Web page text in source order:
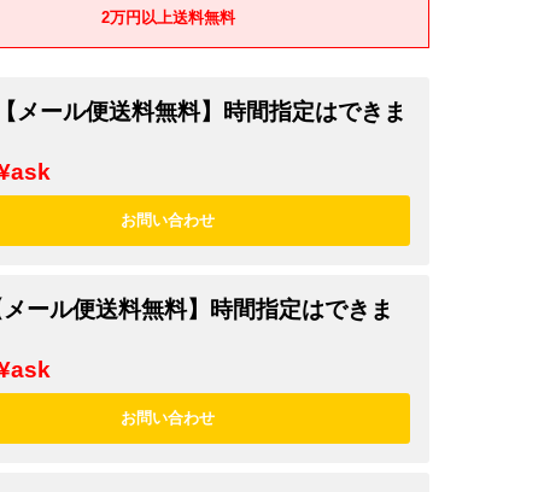
2万円以上送料無料
メール便送料無料】時間指定はできま
ール便送料無料】時間指定はできま